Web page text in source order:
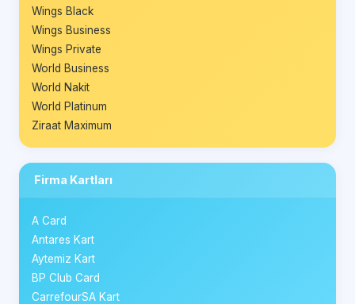
Wings Black
Wings Business
Wings Private
World Business
World Nakit
World Platinum
Ziraat Maximum
Firma Kartları
A Card
Antares Kart
Aytemiz Kart
BP Club Card
CarrefourSA Kart